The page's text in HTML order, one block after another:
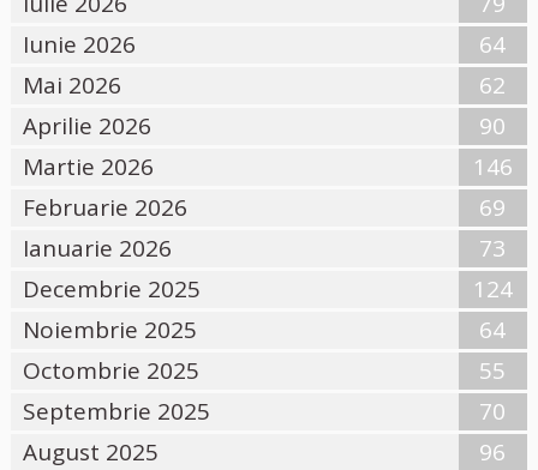
Iunie 2026
64
Mai 2026
62
Aprilie 2026
90
Martie 2026
146
Februarie 2026
69
Ianuarie 2026
73
Decembrie 2025
124
Noiembrie 2025
64
Octombrie 2025
55
Septembrie 2025
70
August 2025
96